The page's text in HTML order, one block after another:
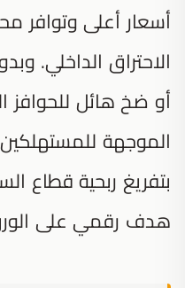
أسعار أعلى وتوافر
الاحتراق الداخلي.
أو ضخ هائل للحوافز
الموجهة
بتفريغ ربحية قطاع
هدف رقمي على